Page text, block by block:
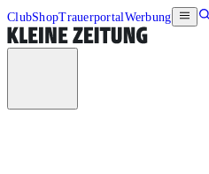
ClubShopTrauerportalWerbung